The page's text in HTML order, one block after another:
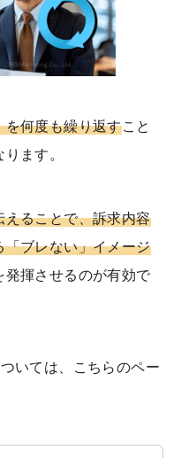
を何度も繰り返すこと
ます。
えることで、訴求内容
ブレない」イメージ
発揮させるのが有効で
いては、こちらのペー